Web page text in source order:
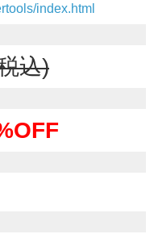
index.html
込)